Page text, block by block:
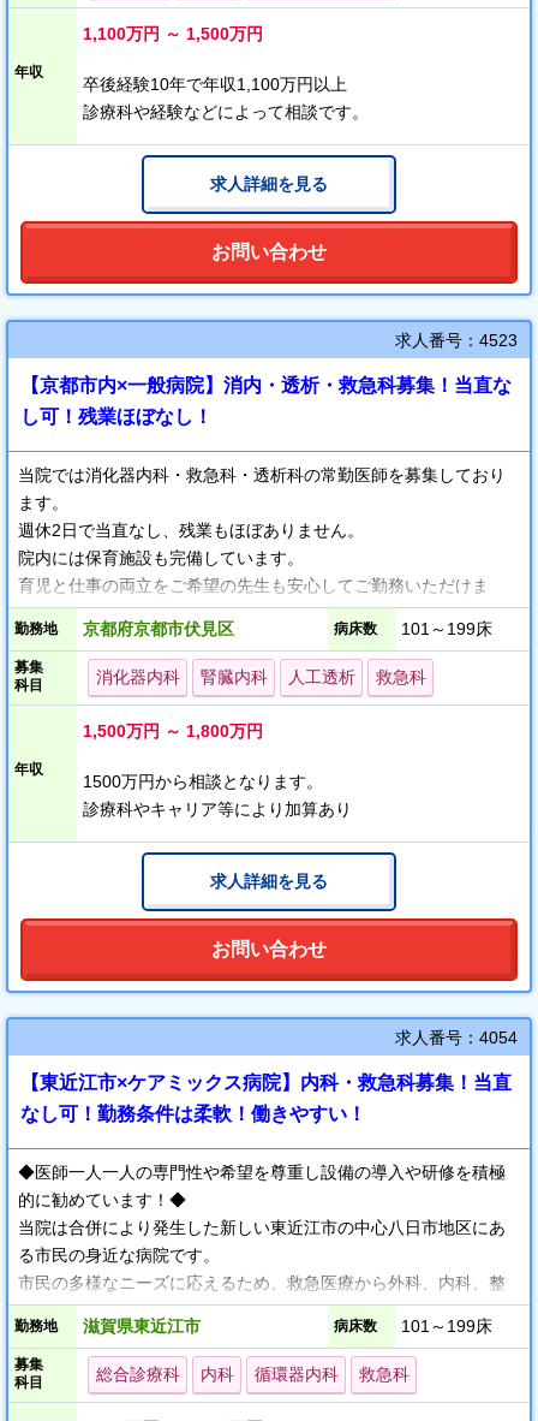
透析科は穿刺やシャント対応などのサポートがしっかりとござい
ます。
土日祝休み、当直なしも相談可能です。
電車・市バスからのアクセスも良く、高速道路も近いためマイカ
大阪市内、大阪府南部からも意外と通勤圏内です。
お気軽にドクターキャストにお問い合わせください。
年収
1,100万円 ～ 1,500万円
卒後経験10年で年収1,100万円以上
診療科や経験などによって相談です。
求人詳細を見る
お問い合わせ
求人番号：4523
【京都市内×一般病院】消内・透析・救急科募集！当直な
し可！残業ほぼなし！
当院では消化器内科・救急科・透析科の常勤医師を募集しており
ます。
週休2日で当直なし、残業もほぼありません。
院内には保育施設も完備しています。
育児と仕事の両立をご希望の先生も安心してご勤務いただけま
す。
当院では上部消化管から大腸肛門にいたるまでの消化器病の診断
と治療、循環器疾患や神経疾患の診断と治療、睡眠センターにお
いて不眠や睡眠時無呼吸症候群の診断から治療、運動器疾患の診
じめとする検診、在宅診療を行っています。
透析科では、これまでの入院患者さんを対象とした慢性期血液透
応できる体制を整えています。
また数年後の移転を機に救急科を立ち上げるため救急科医師の募
勤務地 京都府京都市伏見区 病床数 101～199床
募集
科目
消化器内科 腎臓内科 人工透析 救急科
年収
1,500万円 ～ 1,800万円
1500万円から相談となります。
診療科やキャリア等により加算あり
求人詳細を見る
お問い合わせ
求人番号：4054
【東近江市×ケアミックス病院】内科・救急科募集！当直
なし可！勤務条件は柔軟！働きやすい！
◆医師一人一人の専門性や希望を尊重し設備の導入や研修を積極
的に勧めています！◆
当院は合併により発生した新しい東近江市の中心八日市地区にあ
る市民の身近な病院です。
市民の多様なニーズに応えるため、救急医療から外科、内科、整
形外科、透析を中心とする専門医療から在宅、予防医療も行って
います。それぞれの診察科では、個人の専門性を重んじ、診断か
ら治療に至る医療を展開しております。急性期から在宅まで、東
近江市の地域基幹病院として、地域への貢献と開かれた医療を目
勤務地 滋賀県東近江市 病床数 101～199床
募集
科目
総合診療科 内科 循環器内科 救急科